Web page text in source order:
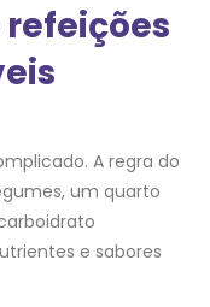
A regra do
um quarto
e sabores